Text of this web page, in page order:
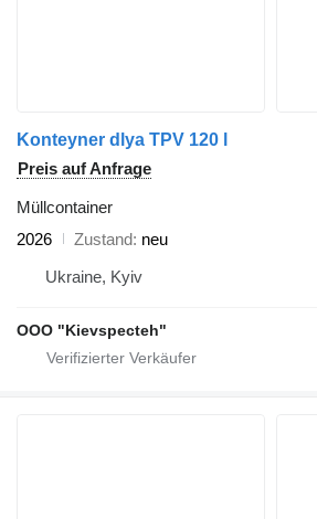
Konteyner dlya TPV 120 l
Preis auf Anfrage
Müllcontainer
2026
Zustand neu
Ukraine, Kyiv
OOO "Kievspecteh"